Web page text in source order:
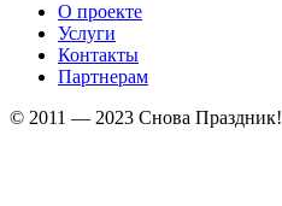
О проекте
Услуги
Контакты
Партнерам
© 2011 — 2023 Снова Праздник!